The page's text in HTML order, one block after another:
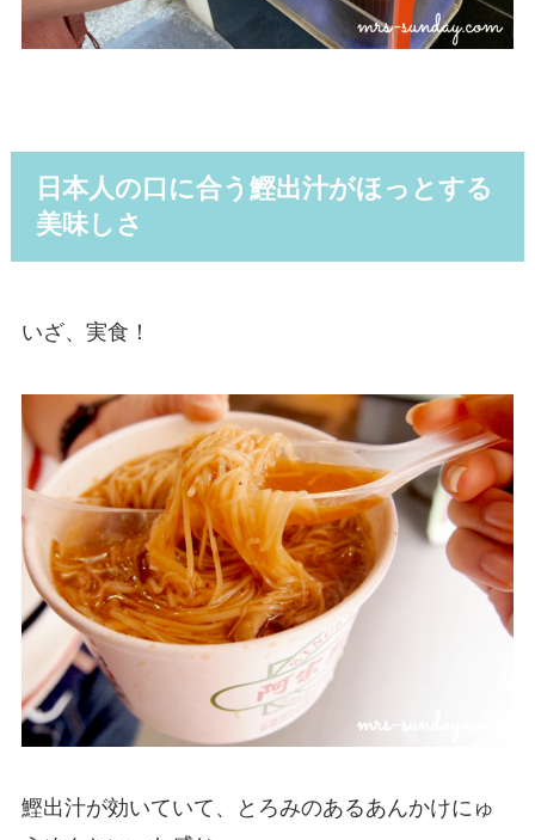
日本人の口に合う鰹出汁がほっとする
美味しさ
いざ、実食！
鰹出汁が効いていて、
とろみのあるあんかけにゅ